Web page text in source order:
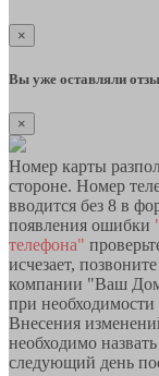
×
Вы уже оставляли
×
Номер карты
стороне. Номер
вводится без 8 в
появления ошибки
телефона"
исчезает,
компании "Ваш
при
Внесения
необходимо
следующий день